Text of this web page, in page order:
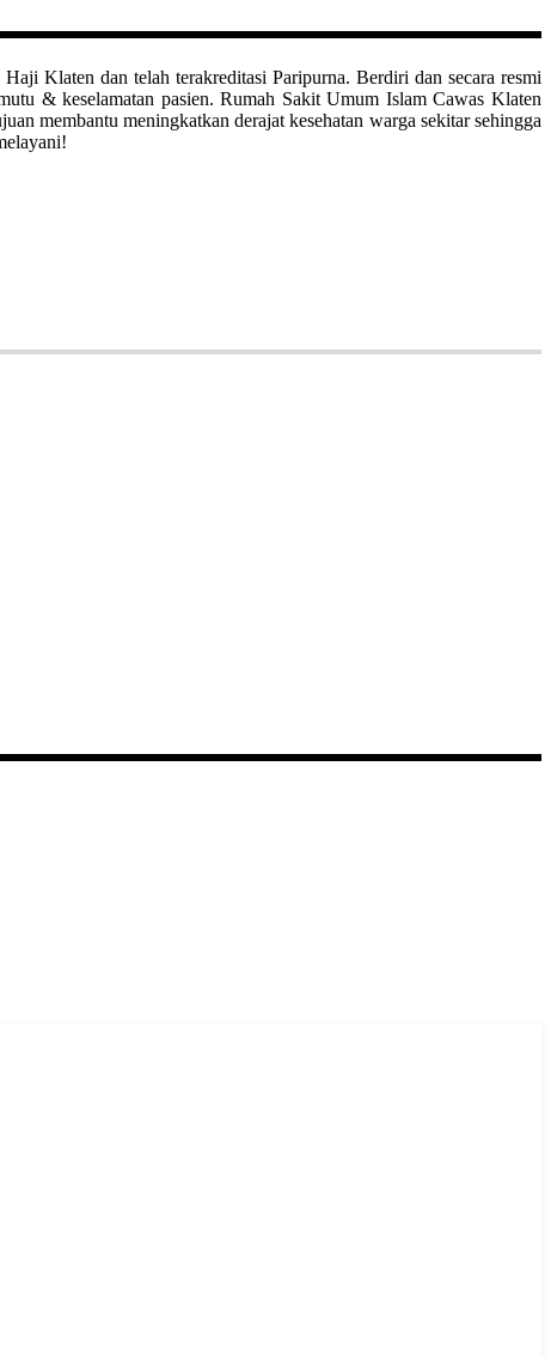
Klaten dan telah terakreditasi Paripurna. Berdiri dan secara resmi
& keselamatan pasien. Rumah Sakit Umum Islam Cawas Klaten
membantu meningkatkan derajat kesehatan warga sekitar sehingga